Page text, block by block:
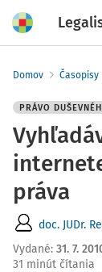
Domov Časopisy
PRÁVO
práva
doc. JUDr.
Vydané: 31. 7.
31 minút čítania